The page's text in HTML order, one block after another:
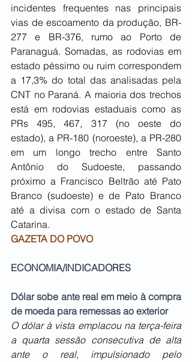
incidentes frequentes nas principais
vias de escoamento da produção, BR-
277 e BR-376, rumo ao Porto de
Paranaguá. Somadas, as rodovias em
estado péssimo ou ruim correspondem
a 17,3% do total das analisadas pela
CNT no Paraná. A maioria dos trechos
está em rodovias estaduais como as
PRs 495, 467, 317 (no oeste do
estado), a PR-180 (noroeste), a PR-280
em um longo trecho entre Santo
Antônio do Sudoeste, passando
próximo a Francisco Beltrão até Pato
Branco (sudoeste) e de Pato Branco
até a divisa com o estado de Santa
Catarina.
GAZETA DO POVO
ECONOMIA/INDICADORES
Dólar sobe ante real em meio à compra
de moeda para remessas ao exterior
O dólar à vista emplacou na terça-feira
a quarta sessão consecutiva de alta
ante o real, impulsionado pelo